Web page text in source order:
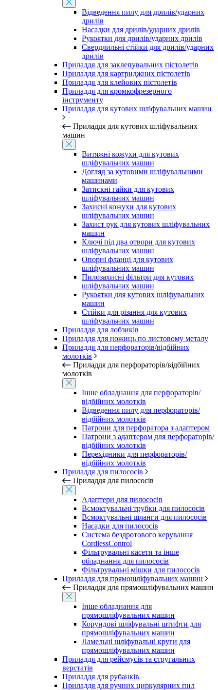
Відведення пилу для дрилів/ударних
дрилів
Насадки для дрилів/ударних дрилів
Рукоятки для дрилів/ударних дрилів
Свердлильні стійки для дрилів/ударних
дрилів
Приладдя для заклепувальних пістолетів
Приладдя для картриджних пістолетів
Приладдя для клейових пістолетів
Приладдя для кромкофрезерного
інструменту
Приладдя для кутових шліфувальних машин
Приладдя для кутових шліфувальних
машин
Витяжні кожухи для кутових
шліфувальних машин
Догляд за кутовими шліфувальними
машинами
Затискні гайки для кутових
шліфувальних машин
Захисні кожухи для кутових
шліфувальних машин
Захист рук для кутових шліфувальних
машин
Ключі під два отвори для кутових
шліфувальних машин
Опорні фланці для кутових
шліфувальних машин
Пилозахисні фільтри для кутових
шліфувальних машин
Рукоятки для кутових шліфувальних
машин
Стійки для різання для кутових
шліфувальних машин
Приладдя для лобзиків
Приладдя для ножиць по листовому металу
Приладдя для перфораторів/відбійних
молотків
Приладдя для перфораторів/відбійних
молотків
Інше обладнання для перфораторів/
відбійних молотків
Відведення пилу для перфораторів/
відбійних молотків
Патрони для перфоратора з адаптером
Патрони з адаптером для перфораторів/
відбійних молотків
Перехідники для перфораторів/
відбійних молотків
Приладдя для пилососів
Приладдя для пилососів
Адаптери для пилососів
Всмоктувальні трубки для пилососів
Всмоктувальні шланги для пилососів
Насадки для пилососів
Система бездротового керування
CordlessControl
Фільтрувальні касети та інше
обладнання для пилососів
Фільтрувальні мішки для пилососів
Приладдя для прямошліфувальних машин
Приладдя для прямошліфувальних машин
Інше обладнання для
прямошліфувальних машин
Корундові шліфувальні штифти для
прямошліфувальних машин
Ламельні шліфувальні круги для
прямошліфувальних машин
Приладдя для рейсмусів та стругальних
верстатів
Приладдя для рубанків
Приладдя для ручних циркулярних пил